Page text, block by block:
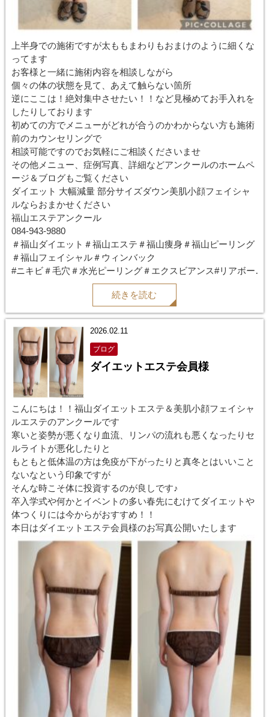
上半身での施術ですが太ももまわりもおまけのように細くな
ってます
お客様と一緒に施術内容を相談しながら
個々の体の状態を見て、あえて触らない箇所
逆にここは！絶対集中させたい！！など見極めてお手入れを
したりしております
初めての方でメニューがどれが合うのかわからない方も施術
前のカウンセリングで
相談可能ですのでお気軽にご相談くださいませ
その他メニュー、症例写真、詳細などアンクールのホームペ
ージ＆ブログもご覧ください
ダイエット 大幅減量 部分サイズダウン美肌小顔フェイシャ
ルならおまかせください
福山エステアンクール
084-943-9880
＃福山ダイエット＃福山エステ＃福山痩身＃福山ピーリング
＃福山フェイシャル＃ウィンバック
#ニキビ＃毛穴＃水光ピーリング＃エクスビアンス#リアボー
#ハーブピーリング#ブライダルエステ#レモンボトル
続きを読む
2026.02.11
ブログ
ダイエットエステ会員様
こんにちは！！福山ダイエットエステ＆美肌小顔フェイシャ
ルエステのアンクールです
寒いと姿勢が悪くなり血流、リンパの流れも悪くなったりセ
ルライトが悪化したりと
もともと低体温の方は免疫が下がったりと真冬とはいいこと
ないなという印象ですが
そんな時こそ体に投資するのが良しです♪
卒入学式や何かとイベントの多い春先にむけてダイエットや
体つくりには今からがおすすめ！！
本日はダイエットエステ会員様のお写真公開いたします